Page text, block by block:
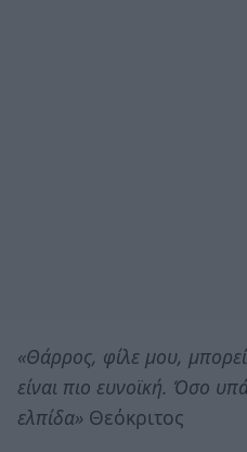
«Θάρρος, φίλε μου,
είναι πιο ευνοϊκή. Όσο
ελπίδα» Θεόκριτος